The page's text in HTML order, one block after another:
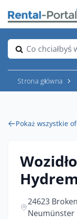
Co chciałbyś
Strona główna
Pokaż wszystkie
24623
Neumünster